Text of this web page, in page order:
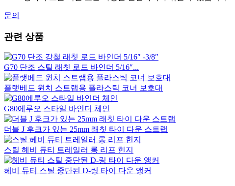
문의
관련 상품
G70 단조 스틸 래칫 로드 바인더 5/16″...
플랫베드 윈치 스트랩용 플라스틱 코너 보호대
G80에루오 스타일 바인더 체인
더블 J 후크가 있는 25mm 래칫 타이 다운 스트랩
스틸 헤비 듀티 트레일러 롱 리프 힌지
헤비 듀티 스틸 중단된 D-링 타이 다운 앵커